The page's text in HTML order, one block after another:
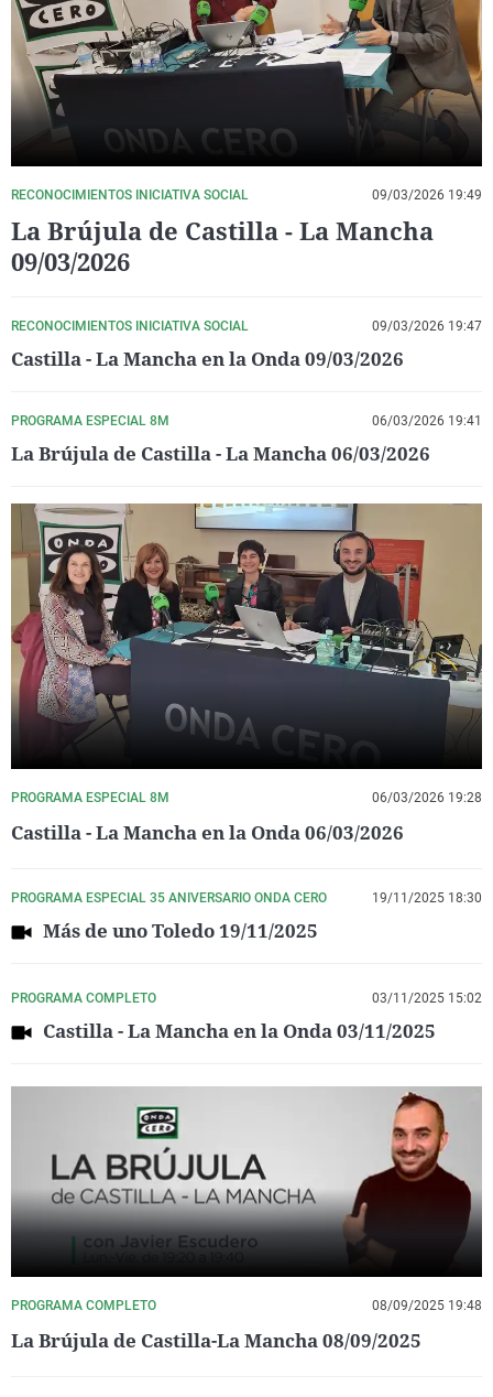
La rosa de los vientos
Gente viajera
Como el perro y el
Caso
Retornados
Equipo de
Operación Viuda
Extremadura
Galicia
La Rioja
Navarra
País Vasco
Virales
Televisión
Elecciones
RECONOCIMIENTOS INICIATIVA SOCIAL 09/03/2026 19:49
La Brújula de Castilla - La Mancha
09/03/2026
RECONOCIMIENTOS INICIATIVA SOCIAL 09/03/2026 19:47
Castilla - La Mancha en la Onda 09/03/2026
PROGRAMA ESPECIAL 8M 06/03/2026 19:41
La Brújula de Castilla - La Mancha 06/03/2026
PROGRAMA ESPECIAL 8M 06/03/2026 19:28
Castilla - La Mancha en la Onda 06/03/2026
PROGRAMA ESPECIAL 35 ANIVERSARIO ONDA CERO 19/11/2025 18:30
Más de uno Toledo 19/11/2025
PROGRAMA COMPLETO 03/11/2025 15:02
Castilla - La Mancha en la Onda 03/11/2025
PROGRAMA COMPLETO 08/09/2025 19:48
La Brújula de Castilla-La Mancha 08/09/2025